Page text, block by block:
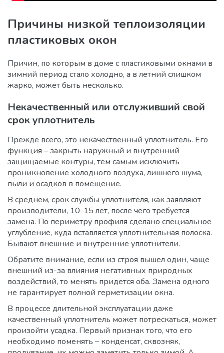
Причины низкой теплоизоляции
пластиковых окон
Причин, по которым в доме с пластиковыми окнами в
зимний период стало холодно, а в летний слишком
жарко, может быть несколько.
Некачественный или отслуживший свой
срок уплотнитель
Прежде всего, это некачественный уплотнитель. Его
функция – закрыть наружный и внутренний
защищаемые контуры, тем самым исключить
проникновение холодного воздуха, лишнего шума,
пыли и осадков в помещение.
В среднем, срок службы уплотнителя, как заявляют
производители, 10-15 лет, после чего требуется
замена. По периметру профиля сделано специальное
углубление, куда вставляется уплотнительная полоска.
Бывают внешние и внутренние уплотнители.
Обратите внимание, если из строя вышел один, чаще
внешний из-за влияния негативных природных
воздействий, то менять придется оба. Замена одного
не гарантирует полной герметизации окна.
В процессе длительной эксплуатации даже
качественный уплотнитель может потрескаться, может
произойти усадка. Первый признак того, что его
необходимо поменять – конденсат, сквозняк,